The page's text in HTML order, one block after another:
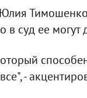
суд ее могут
-